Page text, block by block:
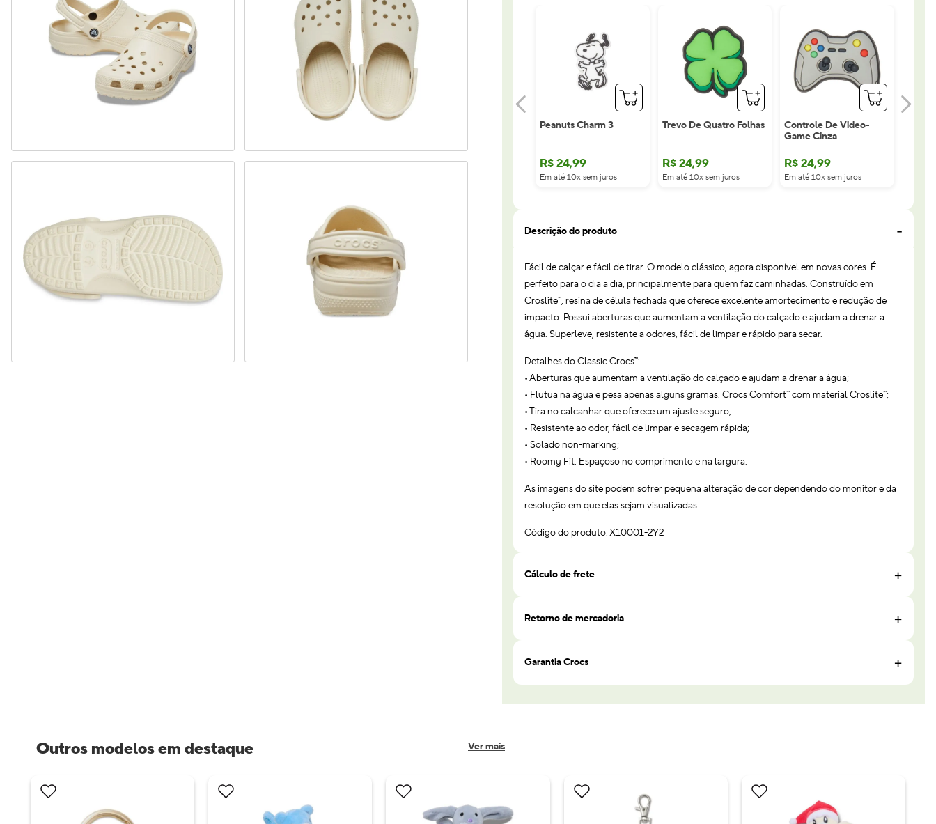
Peanuts Charm 3
R$24,99
Em até 10x sem juros
Trevo De Quatro Folhas
R$24,99
Em até 10x sem juros
Controle De Video-
Game Cinza
R$24,99
Em até 10x sem juros
Descrição do produto
Fácil de calçar e fácil de tirar. O modelo clássico, agora disponível em novas cores. É
perfeito para o dia a dia, principalmente para quem faz caminhadas. Construído em
Croslite™, resina de célula fechada que oferece excelente amortecimento e redução de
impacto. Possui aberturas que aumentam a ventilação do calçado e ajudam a drenar a
água. Superleve, resistente a odores, fácil de limpar e rápido para secar.
Detalhes do Classic Crocs™:
• Aberturas que aumentam a ventilação do calçado e ajudam a drenar a água;
• Flutua na água e pesa apenas alguns gramas. Crocs Comfort™ com material Croslite™;
• Tira no calcanhar que oferece um ajuste seguro;
• Resistente ao odor, fácil de limpar e secagem rápida;
• Solado non-marking;
• Roomy Fit: Espaçoso no comprimento e na largura.
As imagens do site podem sofrer pequena alteração de cor dependendo do monitor e da
resolução em que elas sejam visualizadas.
Código do produto: X10001-2Y2
Cálculo de frete
Retorno de mercadoria
Garantia Crocs
Outros modelos em destaque Ver mais